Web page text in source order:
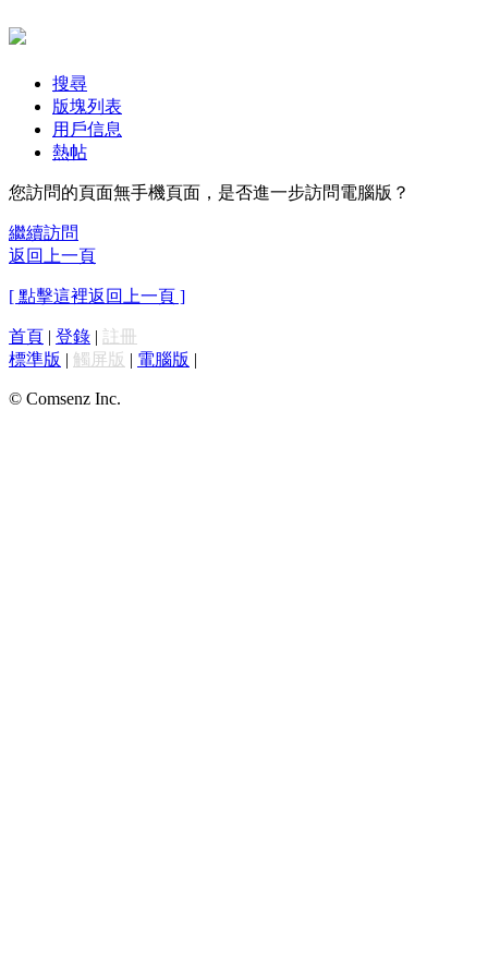
搜尋
版塊列表
用戶信息
熱帖
您訪問的頁面無手機頁面，是否進一步訪問電腦版？
繼續訪問
返回上一頁
[ 點擊這裡返回上一頁 ]
首頁 | 登錄 | 註冊
標準版 | 觸屏版 | 電腦版 |
© Comsenz Inc.